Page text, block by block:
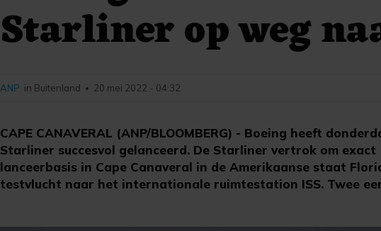
Starliner op weg
CAPE CANAVERAL (ANP/BLOOMBERG) - Boeing heeft
Starliner succesvol gelanceerd. De Starliner vertrok om exact
lanceerbasis in Cape Canaveral in de Amerikaanse staat
testvlucht naar het internationale ruimtestation ISS. Twee
ANP in Buitenland • 20 mei 2022 - 04:32